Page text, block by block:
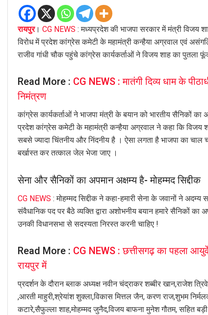
रायपुर। CG NEWS : मध्यप्रदेश की भाजपा सरकार में मंत्री विजय
विरोध में प्रदेश कांग्रेस कमेटी के महामंत्री कन्हैया अग्रवाल एवं
राजीव गांधी चौक पहुंचे कांग्रेस कार्यकर्ताओं ने विजय शाह का पुतला
Read More : CG NEWS : मातंगी दिव्य धाम के
निमंत्रण
कांग्रेस कार्यकर्ताओं ने भाजपा मंत्री के बयान को भारतीय सैनिकों
प्रदेश कांग्रेस कमेटी के महामंत्री कन्हैया अग्रवाल ने कहा कि विजय
सबसे ज्यादा चिंतनीय और निंदनीय है । ऐसा लगता है भाजपा का
बर्खास्त कर तत्काल जेल भेजा जाए ।
सेना और सैनिकों का अपमान अक्षम्य है- मोहम्मद सिद्दीक
CG NEWS : मोहम्मद सिद्दीक ने कहा-हमारी सेना के जवानों ने अदम्य
संवैधानिक पद पर बैठे व्यक्ति द्वारा अशोभनीय बयान हमारे सैनिकों
उनकी विधानसभा से सदस्यता निरस्त करनी चाहिए !
Read More : CG NEWS : छत्तीसगढ़ का पहला
रायपुर में
प्रदर्शन के दौरान ब्लाक अध्यक्ष नवीन चंद्राकर शब्बीर खान,राजेश
,आरती माहुरी,श्रेयांश शुक्ला,विकास मित्तल जैन, करण राज,शुभम
कटारे,सैफुल्ला शाह,मोहम्मद जुनैद,विजय बाफना मुनेश गौतम, सहित